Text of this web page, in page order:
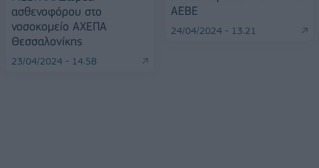
ασθενοφόρου στο
νοσοκομείο ΑΧΕΠΑ
Θεσσαλονίκης
23/04/2024 - 14:58
ΑΕΒΕ
24/04/2024 - 13:21